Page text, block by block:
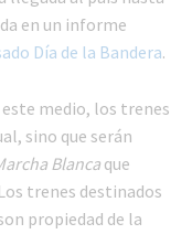
en un informe
Día de la Bandera.
medio, los trenes
sino que serán
Blanca que
trenes destinados
propiedad de la